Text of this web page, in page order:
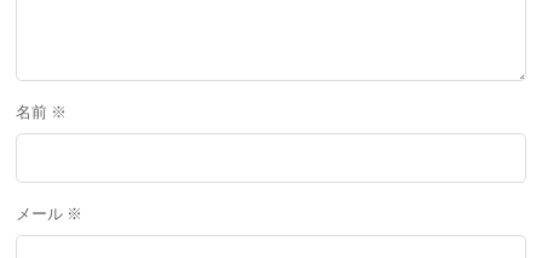
名前 ※
メール ※